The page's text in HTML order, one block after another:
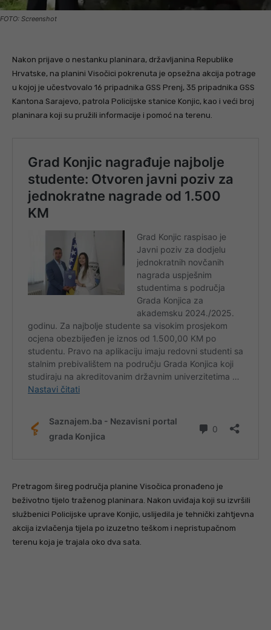
FOTO: Screenshot
Nakon prijave o nestanku planinara, državljanina Republike
Hrvatske, na planini Visočici pokrenuta je opsežna akcija potrage
u kojoj je učestvovalo 16 pripadnika GSS Prenj, 35 pripadnika GSS
Kantona Sarajevo, patrola Policijske stanice Konjic, kao i veći broj
planinara koji su pružili informacije i pomoć na terenu.
Pretragom šireg područja planine Visočica pronađeno je
beživotno tijelo traženog planinara. Nakon uviđaja koji su izvršili
službenici Policijske uprave Konjic, uslijedila je tehnički zahtjevna
akcija izvlačenja tijela po izuzetno teškom i nepristupačnom
terenu koja je trajala oko dva sata.